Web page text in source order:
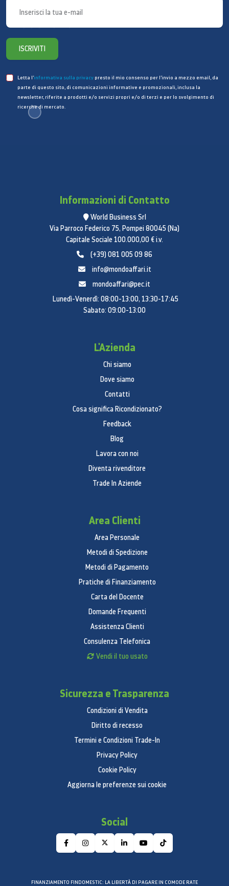
ISCRIVITI
Letta l’informativa sulla privacy presto il mio consenso per l’invio a mezzo email, da
parte di questo sito, di comunicazioni informative e promozionali, inclusa la
newsletter, riferite a prodotti e/o servizi propri e/o di terzi e per lo svolgimento di
ricerche di mercato.
Informazioni di Contatto
World Business Srl
Via Parroco Federico 75, Pompei 80045 (Na)
Capitale Sociale 100.000,00 € i.v.
(+39) 081 005 09 86
info@mondoaffari.it
mondoaffari@pec.it
Lunedì-Venerdì: 08:00-13:00, 13:30-17:45
Sabato: 09:00-13:00
L'Azienda
Chi siamo
Dove siamo
Contatti
Cosa significa Ricondizionato?
Feedback
Blog
Lavora con noi
Diventa rivenditore
Trade In Aziende
Area Clienti
Area Personale
Metodi di Spedizione
Metodi di Pagamento
Pratiche di Finanziamento
Carta del Docente
Domande Frequenti
Assistenza Clienti
Consulenza Telefonica
Vendi il tuo usato
Sicurezza e Trasparenza
Condizioni di Vendita
Diritto di recesso
Termini e Condizioni Trade-In
Privacy Policy
Cookie Policy
Aggiorna le preferenze sui cookie
Social
FINANZIAMENTO FINDOMESTIC: LA LIBERTÀ DI PAGARE IN COMODE RATE